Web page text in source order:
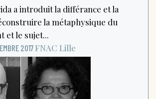
a introduit la différance et la
la métaphysique du
et le sujet...
2017 FNAC Lille